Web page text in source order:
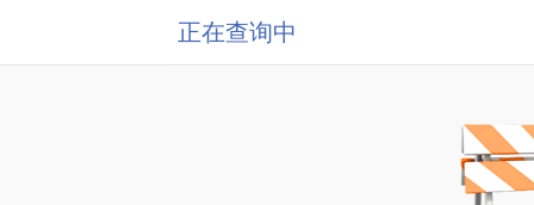
正在查询中